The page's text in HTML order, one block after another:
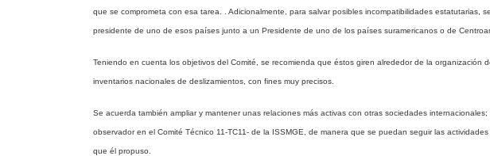
que se comprometa con esa tarea. . Adicionalmente, para salvar posibles incompatibilidades
presidente de uno de esos países junto a un Presidente de uno de los países suramericanos o de
Teniendo en cuenta los objetivos del Comité, se recomienda que éstos giren alrededor de la
inventarios nacionales de deslizamientos, con fines muy precisos.
Se acuerda también ampliar y mantener unas relaciones más activas con otras sociedades
observador en el Comité Técnico 11-TC11- de la ISSMGE, de manera que se puedan seguir las
que él propuso.